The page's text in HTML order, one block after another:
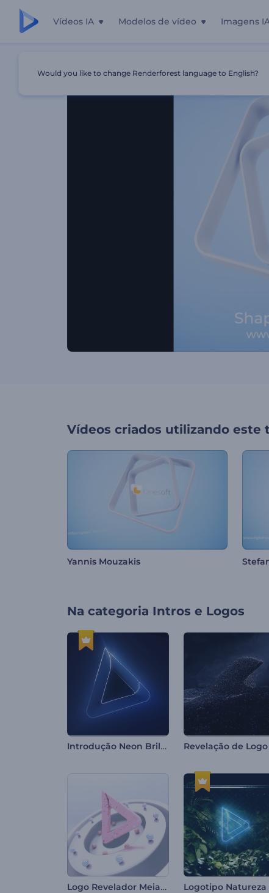
Vídeos IA Modelos de vídeo Imagens
Vídeos criados utilizando este
Yannis Mouzakis
Na categoria Intros e Logos
Introdução Neon Brilhante
Logo Revelador Meia-Esfera
Would you like to change Renderforest language to English?